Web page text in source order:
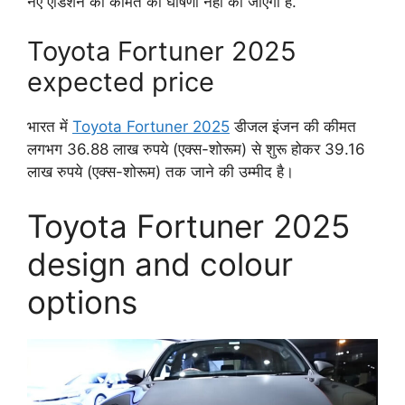
Toyota Fortuner 2025
expected price
भारत में Toyota Fortuner 2025 डीजल इंजन की कीमत
लगभग 36.88 लाख रुपये (एक्स-शोरूम) से शुरू होकर 39.16
लाख रुपये (एक्स-शोरूम) तक जाने की उम्मीद है।
Toyota Fortuner 2025
design and colour
options